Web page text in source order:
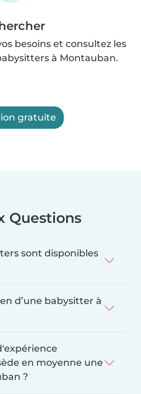
besoins et consultez les
à Montauban.
gratuite
Questions
sont disponibles
d’une babysitter à
en moyenne une
?